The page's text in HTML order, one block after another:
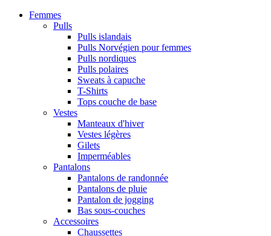
Femmes
Pulls
Pulls islandais
Pulls Norvégien pour femmes
Pulls nordiques
Pulls polaires
Sweats à capuche
T-Shirts
Tops couche de base
Vestes
Manteaux d'hiver
Vestes légères
Gilets
Imperméables
Pantalons
Pantalons de randonnée
Pantalons de pluie
Pantalon de jogging
Bas sous-couches
Accessoires
Chaussettes